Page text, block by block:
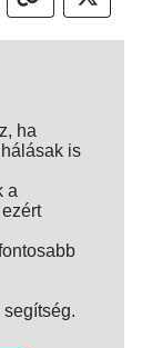
ha
is
a